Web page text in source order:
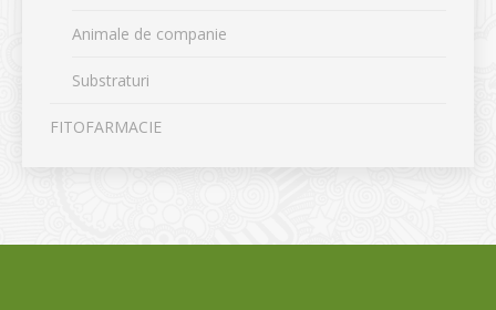
Animale de companie
Substraturi
FITOFARMACIE